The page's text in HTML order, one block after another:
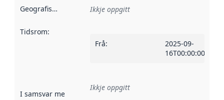
Geografisk område Ikkje oppgitt
Tidsrom:
Frå:
2025-09-
16T00:00:00Z
I samsvar med Referanse til ei implementeringsregel eller
Ikkje oppgitt